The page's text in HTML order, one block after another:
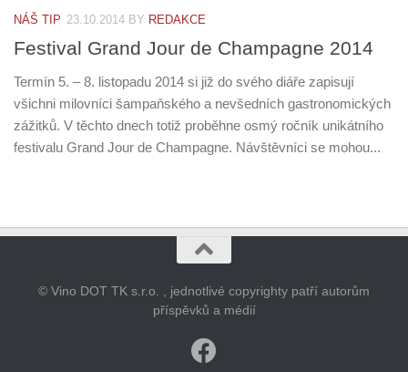
NÁŠ TIP 23.10.2014 BY REDAKCE
Festival Grand Jour de Champagne 2014
Termín 5. – 8. listopadu 2014 si již do svého diáře zapisují
všichni milovníci šampaňského a nevšedních gastronomických
zážitků. V těchto dnech totiž proběhne osmý ročník unikátního
festivalu Grand Jour de Champagne. Návštěvníci se mohou...
© Vino DOT TK s.r.o. , jednotlivé copyrighty patří autorům
příspěvků a médií